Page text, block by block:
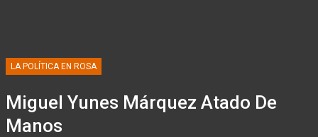
LA POLÍTICA EN ROSA
Miguel Yunes Márquez Atado De
Manos